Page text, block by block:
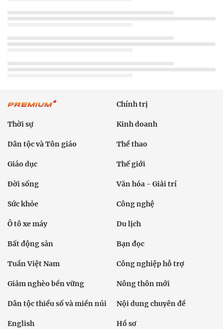
Chính trị
Thời sự Kinh doanh
Dân tộc và Tôn giáo Thể thao
Giáo dục Thế giới
Đời sống Văn hóa - Giải trí
Sức khỏe Công nghệ
Ô tô xe máy Du lịch
Bất động sản Bạn đọc
Tuần Việt Nam Công nghiệp hỗ trợ
Giảm nghèo bền vững Nông thôn mới
Dân tộc thiểu số và miền núi Nội dung chuyên đề
English Hồ sơ